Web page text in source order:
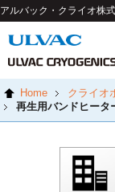
アルバック・クライオ株
Home クライオ
再生用バンドヒータ